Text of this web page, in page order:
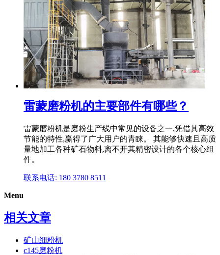
雷蒙磨粉机的主要部件有哪些？
雷蒙磨粉机是磨粉生产线中常见的设备之一,凭借其高效
节能的特性,赢得了广大用户的青睐。 其能够快速且高质
量地加工各种矿石物料,离不开其精密设计的各个核心组
件。
联系电话: 180 3780 8511
Menu
相关文章
矿山细粉机
c145磨粉机